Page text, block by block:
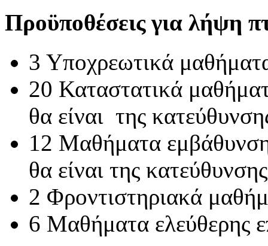
Προϋποθέσεις για λήψη
3 Υποχρεωτικά
20 Καταστατικά
θα είναι της
12 Μαθήματα
θα είναι της
2 Φροντιστηριακά
6 Μαθήματα ελεύθερης